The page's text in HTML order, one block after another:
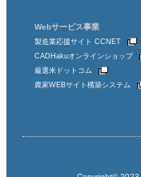
Webサービス事業
製造業応援サイト CCNET
CADHakuオンラインショップ
厳選米ドットコム
農家WEBサイト構築システム